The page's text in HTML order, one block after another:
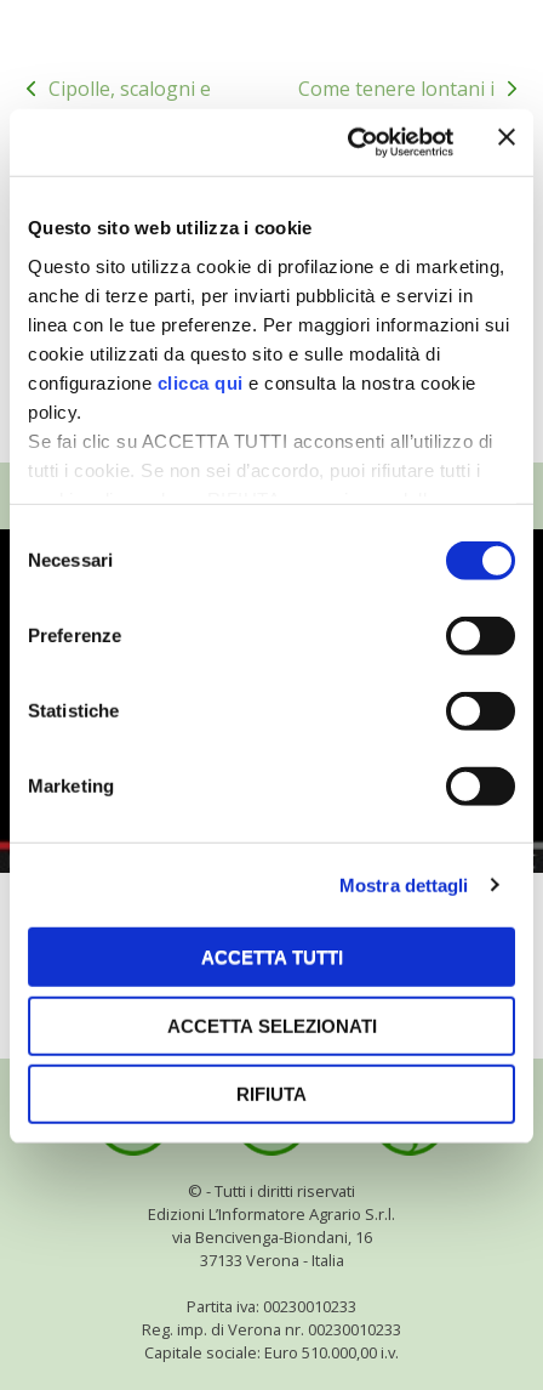
Questo sito web utilizza i cookie
Questo sito utilizza cookie di profilazione e di marketing,
anche di terze parti, per inviarti pubblicità e servizi in
linea con le tue preferenze. Per maggiori informazioni sui
cookie utilizzati da questo sito e sulle modalità di
configurazione clicca qui e consulta la nostra cookie
policy.
Se fai clic su ACCETTA TUTTI acconsenti all’utilizzo di
tutti i cookie. Se non sei d’accordo, puoi rifiutare tutti i
desideri accettare e cliccando ACCETTA SELEZIONATI.
Selezione
delNecessari
Preferenze
Statistiche
Marketing
Mostra dettagli
ACCETTA TUTTI
ACCETTA SELEZIONATI
RIFIUTA
articoli
Cipolle, scalogni e
Come tenere lontani i
0 0
TOP VIDEO
TUTTI I VIDEO
© - Tutti i diritti riservati
Edizioni L’Informatore Agrario S.r.l.
via Bencivenga-Biondani, 16
37133 Verona - Italia
Partita iva: 00230010233
Reg. imp. di Verona nr. 00230010233
Capitale sociale: Euro 510.000,00 i.v.